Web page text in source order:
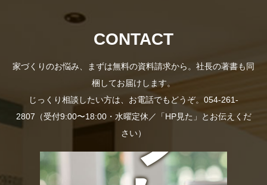
CONTACT
家づくりのお悩み、まずは無料の資料請求から。社長の著書も同
梱してお届けします。
じっくり相談したい方は、お電話でもどうぞ。054-261-
2807（受付9:00〜18:00・水曜定休／「HP見た」とお伝えくだ
さい）
料
プ
長
の